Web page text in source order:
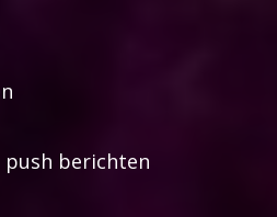
berichten